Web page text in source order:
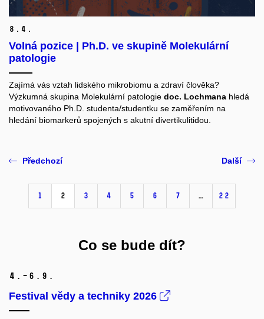
8. 4.
Volná pozice | Ph.D. ve skupině Molekulární
patologie
Zajímá vás vztah lidského mikrobiomu a zdraví člověka?
Výzkumná skupina Molekulární patologie doc. Lochmana hledá
motivovaného Ph.D. studenta/studentku se zaměřením na
hledání biomarkerů spojených s akutní divertikulitidou.
Předchozí
1 2 3 4 5 6 7 … 22
Další
Co se bude dít?
4.–6. 9.
Festival vědy a techniky 2026